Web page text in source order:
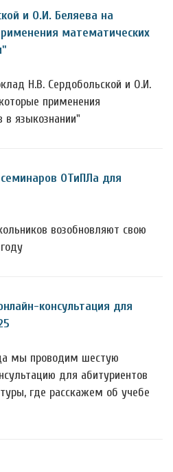
и О.И. Беляева на
математических
Н.В. Сердобольской и О.И.
применения
языкознании"
ОТиПЛа для
возобновляют свою
консультация для
мы проводим шестую
для абитуриентов
где расскажем об учебе